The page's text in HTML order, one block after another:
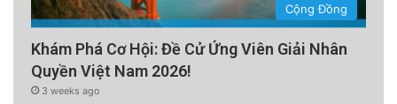
Cộng Đồng
Khám Phá Cơ Hội: Đề Cử Ứng Viên Giải Nhân
Quyền Việt Nam 2026!
3 weeks ago